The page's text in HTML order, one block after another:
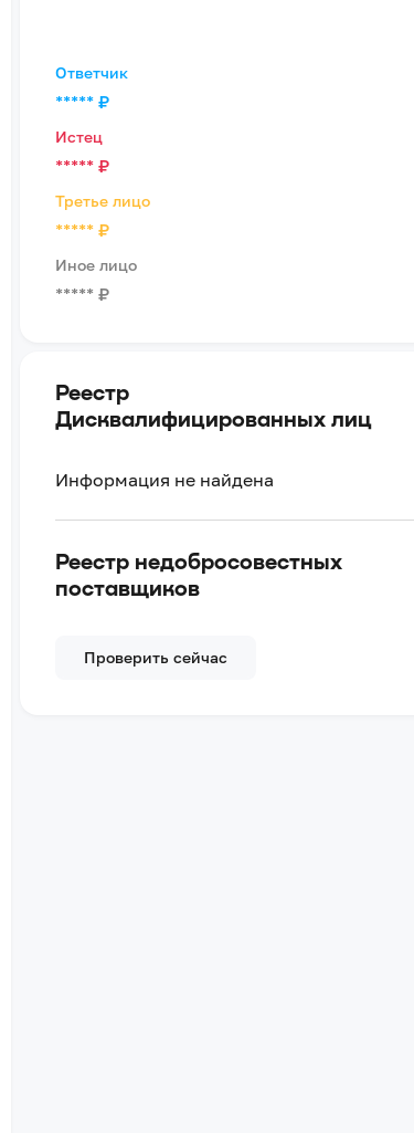
Ответчик
***** ₽
Истец
***** ₽
Третье лицо
***** ₽
Иное лицо
***** ₽
Реестр
Дисквалифицированных лиц
Информация не найдена
Реестр недобросовестных
поставщиков
Проверить сейчас